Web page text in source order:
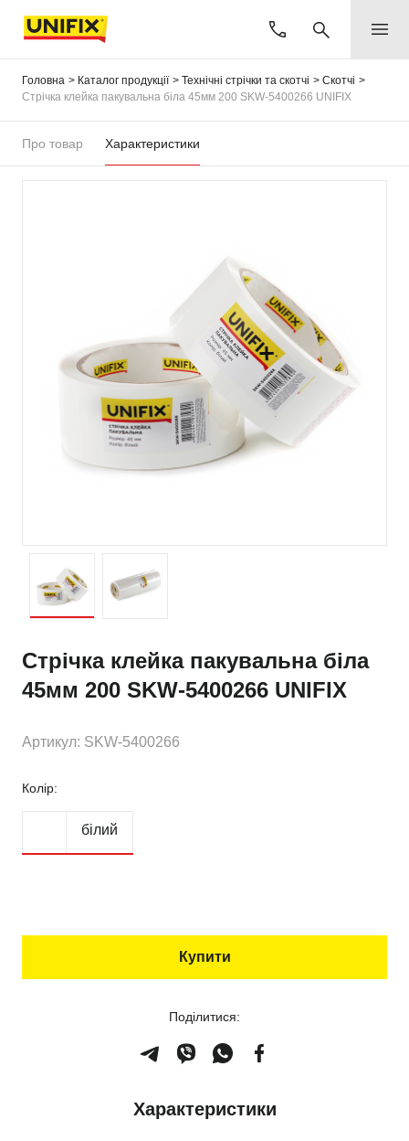
Головна Каталог продукції Технічні стрічки та скотчі
Скотчі
Стрічка клейка пакувальна біла 45мм 200 SKW-5400266 UNIFIX
Про товар Характеристики
Стрічка клейка пакувальна біла
45мм 200 SKW-5400266 UNIFIX
Артикул: SKW-5400266
Колір:
білий
Купити
Поділитися:
Характеристики